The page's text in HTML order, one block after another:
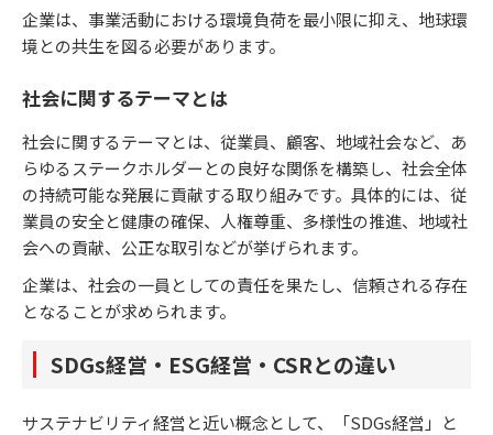
企業は、事業活動における環境負荷を最小限に抑え、地球環
境との共生を図る必要があります。
社会に関するテーマとは
社会に関するテーマとは、従業員、顧客、地域社会など、あ
らゆるステークホルダーとの良好な関係を構築し、社会全体
の持続可能な発展に貢献する取り組みです。具体的には、従
業員の安全と健康の確保、人権尊重、多様性の推進、地域社
会への貢献、公正な取引などが挙げられます。
企業は、社会の一員としての責任を果たし、信頼される存在
となることが求められます。
SDGs経営・ESG経営・CSRとの違い
サステナビリティ経営と近い概念として、「SDGs経営」と